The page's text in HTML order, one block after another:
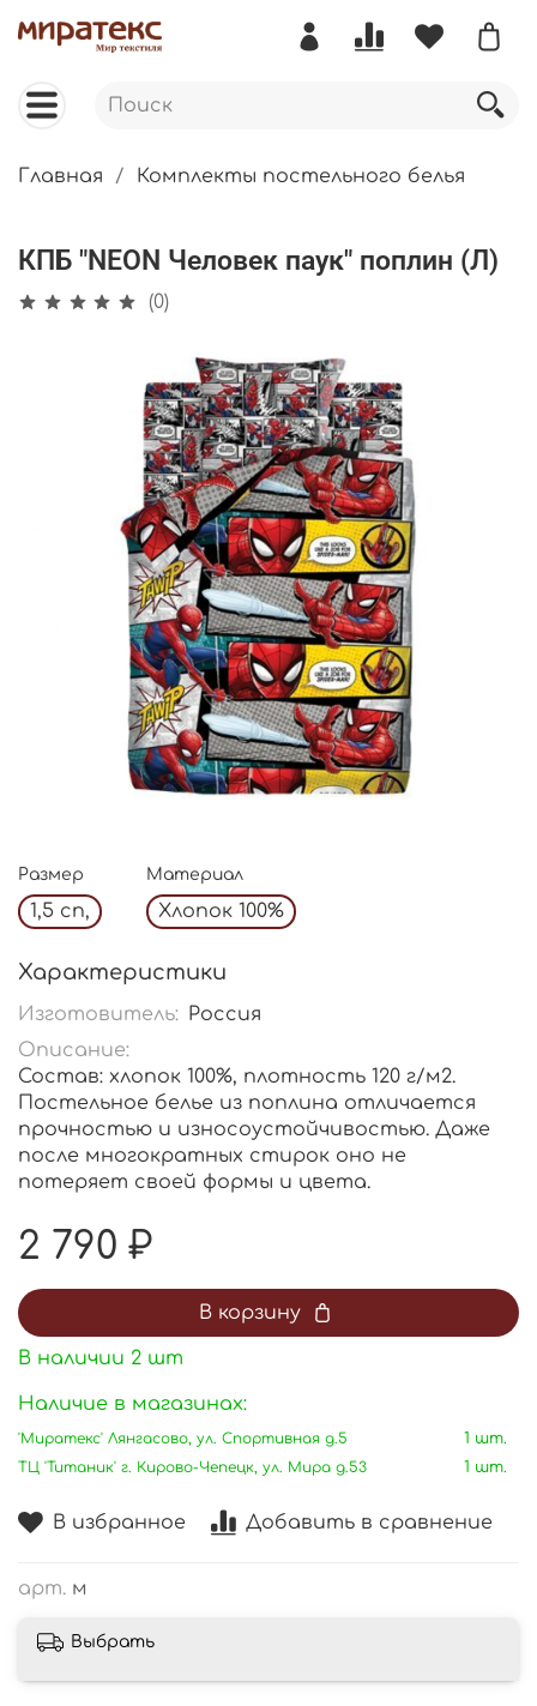
Главная Комплекты постельного белья
КПБ "NEON Человек паук" поплин (Л)
(0)
В избранное Добавить в сравнение
арт. м
Размер
1,5 сп,
Материал
Хлопок 100%
Характеристики
Изготовитель: Россия
Описание:
Состав: хлопок 100%, плотность 120 г/м2.
Постельное белье из поплина отличается
прочностью и износоустойчивостью. Даже
после многократных стирок оно не
потеряет своей формы и цвета.
2 790 ₽
В корзину
В наличии 2 шт
Наличие в магазинах:
'Миратекс' Лянгасово, ул. Спортивная д.5
1 шт.
ТЦ 'Титаник' г. Кирово-Чепецк, ул. Мира д.53
1 шт.
Выбрать